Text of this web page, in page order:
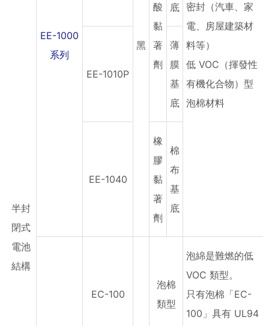
半封
閉式
電池
結構
EE-1000
系列
黑
密封（汽車、家
電、房屋建築材
料等）
低 VOC（揮發性
有機化合物）型
泡棉材料
酸
黏
著
劑
底
EE-1010P
薄
膜
基
底
EE-1040
橡
膠
黏
著
劑
棉
布
基
底
EC-100
泡棉
類型
泡綿是難燃的低
VOC 類型。
只有泡棉「EC-
100」具有 UL94